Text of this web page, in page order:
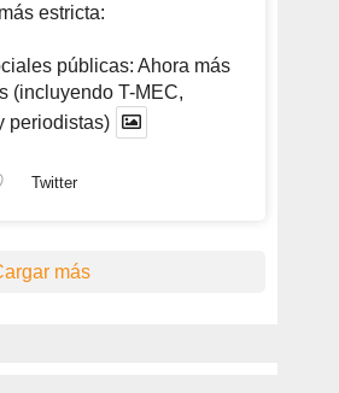
estricta:
públicas: Ahora más
(incluyendo T-MEC,
periodistas)
Twitter
más